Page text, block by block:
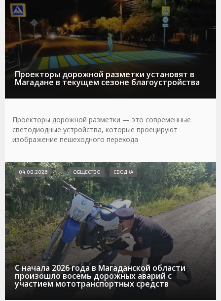
Проекторы дорожной разметки установят в
Магадане в текущем сезоне благоустройства
Проекторы дорожной разметки — это современные
светодиодные устройства, которые проецируют
изображение пешеходного перехода
С начала 2026 года в Магаданской области
произошло восемь дорожных аварий с
участием мототранспортных средств
04.08.2026 ОБЩЕСТВО СВОДКА